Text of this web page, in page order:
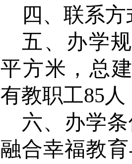
四、联系
五、办学
平方米，总
有教职工85人
六、办学
融合幸福教